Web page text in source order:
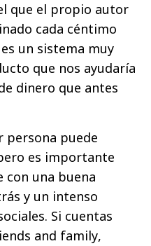
que el propio autor
cada céntimo
un sistema muy
que nos ayudaría
dinero que antes
persona puede
es importante
con una buena
y un intenso
Si cuentas
and family,